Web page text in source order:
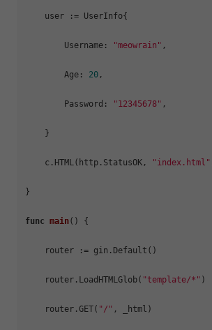
    user := UserInfo{
        Username:
"meowrain" ,
        Age:
20 ,
        Password:
"12345678" ,
    }
    c.HTML(http.StatusOK,
"index.html"
}
func main() {
    router := gin.Default()
    router.LoadHTMLGlob(
"template/*" )
    router.GET(
"/" , _html)